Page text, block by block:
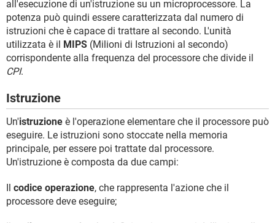
all'esecuzione di un'istruzione su un microprocessore. La
potenza può quindi essere caratterizzata dal numero di
istruzioni che è capace di trattare al secondo. L'unità
utilizzata è il
MIPS (Milioni di Istruzioni al secondo)
corrispondente alla frequenza del processore che divide il
CPI.
Istruzione
Un'istruzione è l'operazione elementare che il processore può
eseguire. Le istruzioni sono stoccate nella memoria
principale, per essere poi trattate dal processore.
Un'istruzione è composta da due campi:
codice operazione, che rappresenta l'azione che il
processore deve eseguire;